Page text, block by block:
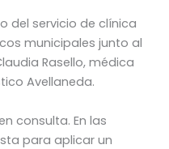
del servicio de clínica
municipales junto al
Rasello, médica
Avellaneda.
consulta. En las
para aplicar un